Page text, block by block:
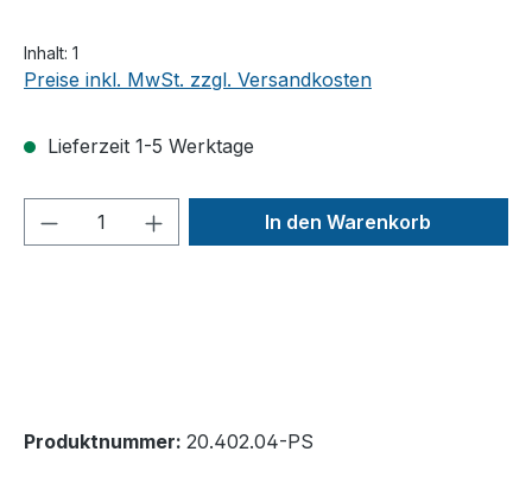
Inhalt: 1
Preise inkl. MwSt. zzgl. Versandkosten
Lieferzeit 1-5 Werktage
Produkt Anzahl: Gib denIn den Warenkorb
Produktnummer: 20.402.04-PS